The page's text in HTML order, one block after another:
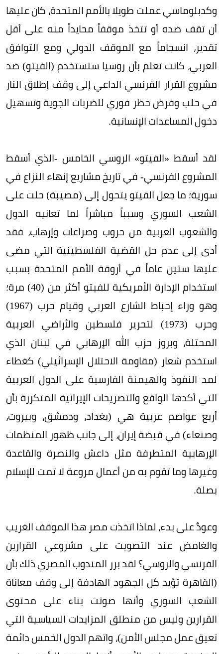
وكدبلوماسي عملت طويلا بالأمم المتحدة، كان عليها
أن تقف ضده أو تتخذ موقفاً محايداً منه على أقل
تقدير، انسجاماً مع الموقف الدولي ومع التوافق
العربي، كانت تعلم بأن روسيا ستستخدم (الفيتو) ضد
مشروع القرار الفرنسي الداعي إلى وقف إطلاق النار
في حلب وفرض حظر فوري للضربات الجوية وتسهيل
دخول المساعدات الإنسانية.
لقد أسقط «الفيتو» الروسي الخامس -الذي أسقط
المشروع الفرنسي- في تاريخ مشاريع إنهاء النزاع في
سورية؛ ما جعل الفيتو يتحول إلى (مصيبة) حلت على
الشعب السوري وسبباً مباشراً لما تعانيه الدول
والشعوب العربية من حروب وصراعات وإرهاب، فقد
أدى إلى عدم حل القضية الفلسطينية التي مضى
عليها ستين عاماً في أروقة الأمم المتحدة بسبب
استخدام الإدارة الأمريكية للفيتو أكثر من (40) مرة؛
وهو وراء إحباط الشارع العربي وقيام حرب (1967)
وحرب (1973) لتحرير فلسطين والأراضي العربية
المحتلة، وبروز حزب الله الإرهابي في لبنان الذي
استخدم شعار (مقاومة الاحتلال الإسرائيلي) كغطاء
لمد النفوذ والهيمنة الفارسية على الدول العربية
التي أكدها الواقع والتصريحات الإيرانية المتكررة بأن
أربع عواصم عربية هي (بغداد، ودمشق، وبيروت،
وصنعاء) في قبضة إيران، إلى جانب ظهور المنظمات
الإرهابية المتطرفة مثل داعش والنصرة والقاعدة
وغيرها وما تقوم به من أعمال مروعة لا تمت للإسلام
بصلة.
وعودٌ على بدء، لماذا اتخذت مصر هذا الموقف الغريب
والغامض عند التصويت على مشروعي القرارين
الفرنسي والروسي؟ لقد برر المندوب المصري ذلك بأن
(القاهرة تؤيد كل الجهود الهادفة إلى وقف معاناة
الشعب السوري وأنها صوتت بناء على محتوى
القرارين وليس من منطلق المزايدات السياسية التي
تعيق عمل مجلس الأمن)، واتهم الدول الخمس دائمة